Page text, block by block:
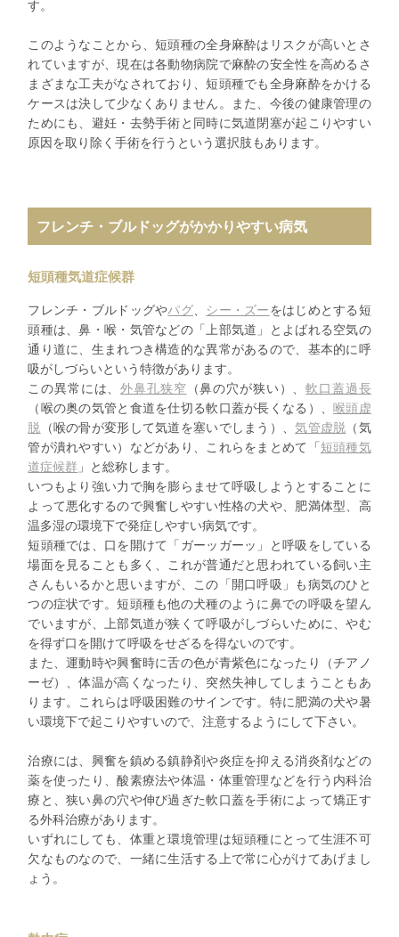
す。
このようなことから、短頭種の全身麻酔はリスクが高いとさ
れていますが、現在は各動物病院で麻酔の安全性を高めるさ
まざまな工夫がなされており、短頭種でも全身麻酔をかける
ケースは決して少なくありません。また、今後の健康管理の
ためにも、避妊・去勢手術と同時に気道閉塞が起こりやすい
原因を取り除く手術を行うという選択肢もあります。
フレンチ・ブルドッグがかかりやすい病気
短頭種気道症候群
フレンチ・ブルドッグやパグ シー・ズーをはじめとする短
頭種は、鼻・喉・気管などの「上部気道」とよばれる空気の
通り道に、生まれつき構造的な異常があるので、基本的に呼
吸がしづらいという特徴があります。
この異常には、外鼻孔狭窄 （鼻の穴が狭い）、軟口蓋過長
（喉の奥の気管と食道を仕切る軟口蓋が長くなる）、喉頭虚
脱 （喉の骨が変形して気道を塞いでしまう）、気管虚脱 （気
管が潰れやすい）などがあり、これらをまとめて「 短頭種気
道症候群 」と総称します。
いつもより強い力で胸を膨らませて呼吸しようとすることに
よって悪化するので興奮しやすい性格の犬や、肥満体型、高
温多湿の環境下で発症しやすい病気です。
短頭種では、口を開けて「ガーッガーッ」と呼吸をしている
場面を見ることも多く、これが普通だと思われている飼い主
さんもいるかと思いますが、この「開口呼吸」も病気のひと
つの症状です。短頭種も他の犬種のように鼻での呼吸を望ん
でいますが、上部気道が狭くて呼吸がしづらいために、やむ
を得ず口を開けて呼吸をせざるを得ないのです。
また、運動時や興奮時に舌の色が青紫色になったり（チアノ
ーゼ）、体温が高くなったり、突然失神してしまうこともあ
ります。これらは呼吸困難のサインです。特に肥満の犬や暑
い環境下で起こりやすいので、注意するようにして下さい。
治療には、興奮を鎮める鎮静剤や炎症を抑える消炎剤などの
薬を使ったり、酸素療法や体温・体重管理などを行う内科治
療と、狭い鼻の穴や伸び過ぎた軟口蓋を手術によって矯正す
る外科治療があります。
いずれにしても、体重と環境管理は短頭種にとって生涯不可
欠なものなので、一緒に生活する上で常に心がけてあげまし
ょう。